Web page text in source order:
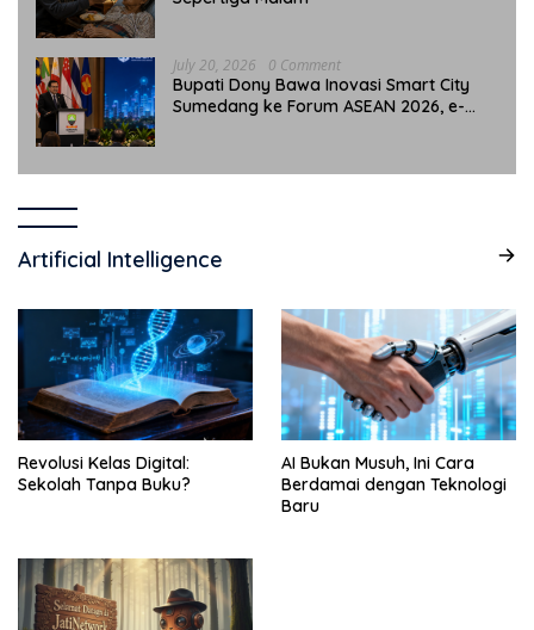
July 20, 2026 0 Comment
Bupati Dony Bawa Inovasi Smart City
Sumedang ke Forum ASEAN 2026, e-
Artificial Intelligence
Revolusi Kelas Digital:
Sekolah Tanpa Buku?
AI Bukan Musuh, Ini Cara
Berdamai dengan Teknologi
Baru